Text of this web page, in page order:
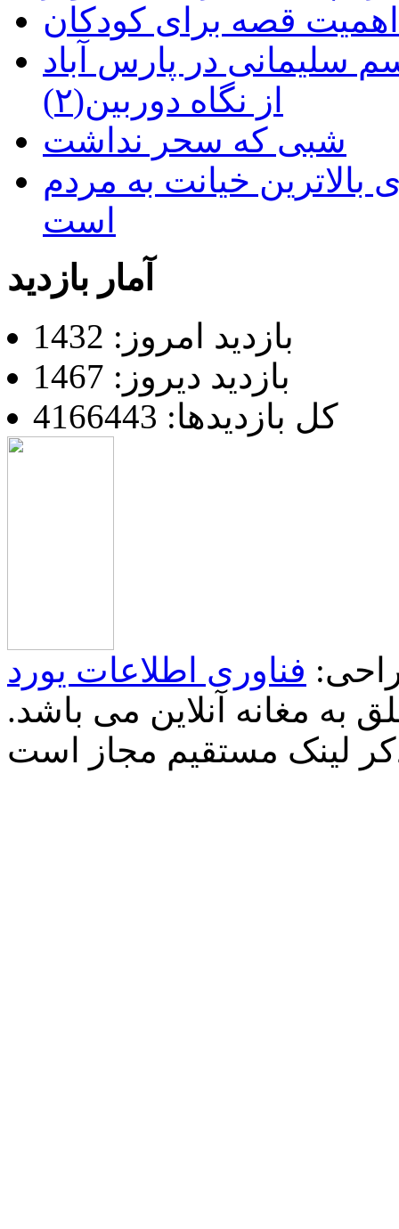
سلیمانی در پارس آباد
از نگاه دوربین(۲)
شبی که سحر نداشت
خیانت به مردم
است
آمار بازدید
بازدید امروز: 1432
بازدید دیروز: 1467
کل بازدیدها: 4166443
فناوری اطلاعات یورد
به مغانه آنلاین می باشد.